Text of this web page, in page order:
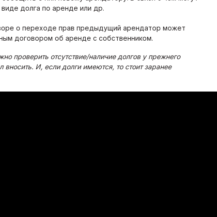
долга по аренде или др.
о переходе прав предыдущий арендатор может
договором об аренде с собственником.
проверить отсутствие/наличие долгов у прежнего
И, если долги имеются, то стоит заранее